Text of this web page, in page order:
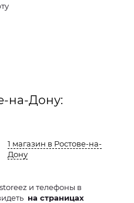
на-Дону:
1 магазин в Ростове-на-
Дону
и телефоны в
на страницах